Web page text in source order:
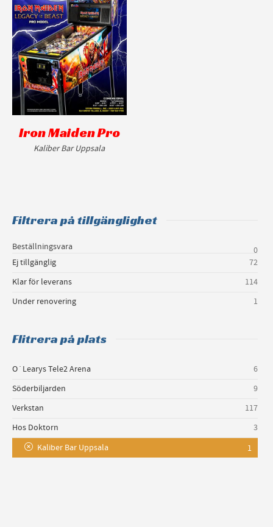
Iron Maiden Pro
Kaliber Bar Uppsala
Filtrera på tillgänglighet
Beställningsvara
0
Ej tillgänglig
72
Klar för leverans
114
Under renovering
1
Flitrera på plats
O´Learys Tele2 Arena
6
Söderbiljarden
9
Verkstan
117
Hos Doktorn
3
Kaliber Bar Uppsala
1